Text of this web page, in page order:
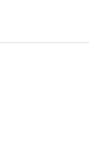
kế trang nhã,
cách hiện đại
niềm cảm hứng
thích.